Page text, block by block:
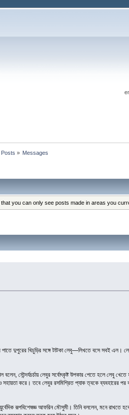
» Messages
you can only see posts made in areas you
পাতে দুপুরের খিচুড়ির সঙ্গে টাটকা লেবু—লিখতে বসে সবই
বলেন, সৌন্দর্যচর্চায় লেবুর সর্বোৎকৃষ্ট উপকার পেতে হলে
করে। তবে লেবুর রসমিশ্রিত প্যাক ত্বকে ব্যবহারের
রূপবিশেষজ্ঞ আফরিন মৌসুমী। তিনি বললেন, মনে